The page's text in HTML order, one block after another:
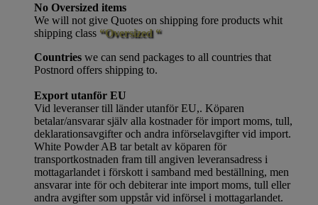
No Oversized items
We will not give Quotes on shipping fore products whit
shipping class “Oversized “
Countries we can send packages to all countries that
Postnord offers shipping to.
Export utanför EU
Vid leveranser till länder utanför EU,. Köparen
betalar/ansvarar själv alla kostnader för import moms, tull,
deklarationsavgifter och andra införselavgifter vid import.
White Powder AB tar betalt av köparen för
transportkostnaden fram till angiven leveransadress i
mottagarlandet i förskott i samband med beställning, men
ansvarar inte för och debiterar inte import moms, tull eller
andra avgifter som uppstår vid införsel i mottagarlandet.